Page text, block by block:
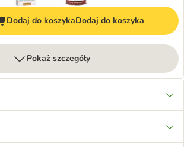
Dodaj do koszykaDodaj do koszyka
Pokaż szczegóły